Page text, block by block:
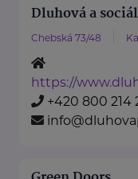
Dluhová a
Chebská 73/48
https://
+420 800 214